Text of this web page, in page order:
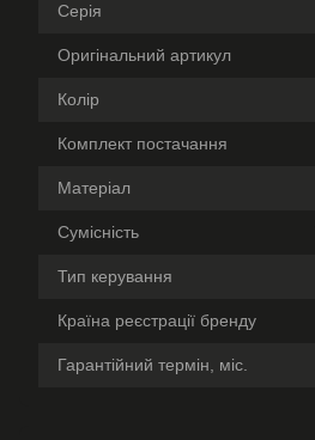
Серія
Оригінальний артикул
Колір
Комплект постачання
Матеріал
Сумісність
Тип керування
Країна реєстрації бренду
Гарантійний термін, міс.